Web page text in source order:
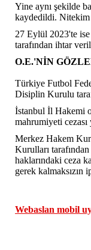
Yine aynı şekilde
kaydedildi. Nitekim
27 Eylül 2023'te
tarafından ihtar
O.E.'NİN
Türkiye Futbol
Disiplin Kurulu
İstanbul İl Hakemi
mahrumiyeti
Merkez Hakem
Kurulları
haklarındaki ceza
gerek
Webaslan mobil